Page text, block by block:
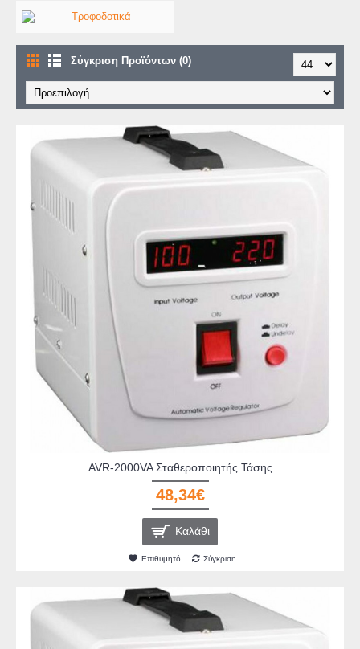
Σύγκριση Προϊόντων (0)
AVR-2000VA Σταθεροποιητής Τάσης
48,34€
Καλάθι
Επιθυμητό Σύγκριση